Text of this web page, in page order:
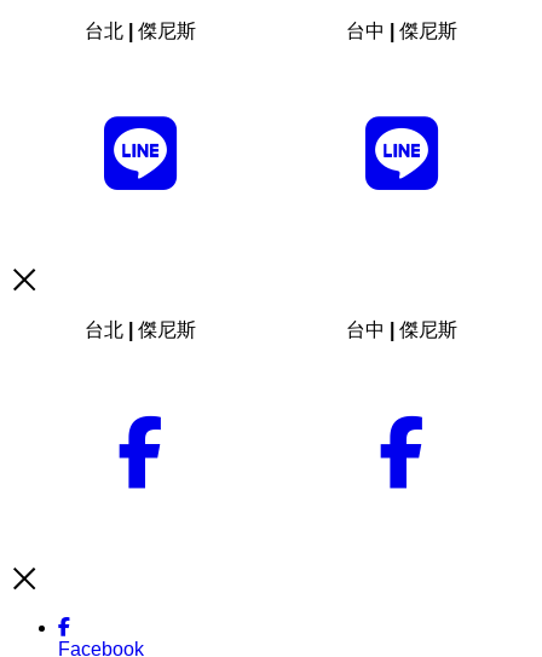
台北 | 傑尼斯 台中 | 傑尼斯
台北 | 傑尼斯 台中 | 傑尼斯
Facebook